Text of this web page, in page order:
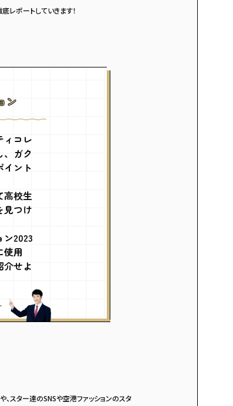
レポートしていきます！
ン
ィコレ
、ガク
イント
高校生
見つけ
ン2023
使用
介せよ
、スター達のSNSや空港ファッションのスタ